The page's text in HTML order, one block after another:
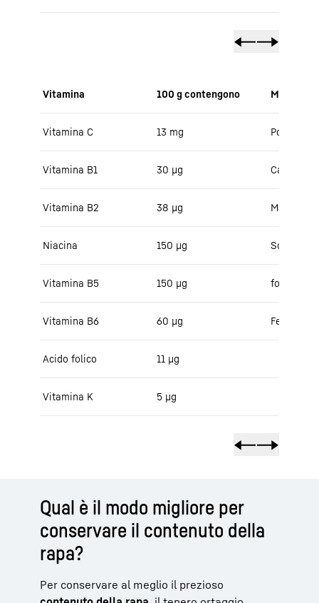
Vitamina 100 g contengono Minerali
Vitamina C 13 mg Potassio
Vitamina B1 30 μg Calcio
Vitamina B2 38 µg Magnesio
Niacina 150 μg Sodio
Vitamina B5 150 μg fosforo
Vitamina B6 60 μg Ferro
Acido folico 11 µg
Vitamina K 5 μg
Qual è il modo migliore per
conservare il contenuto della
rapa?
Per conservare al meglio il prezioso